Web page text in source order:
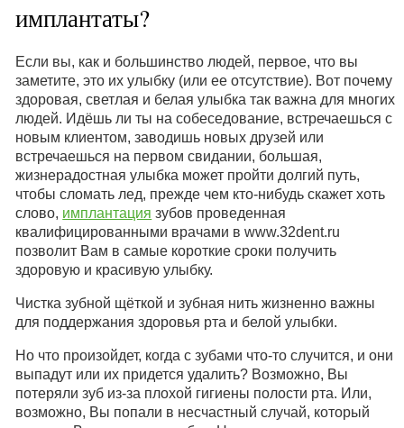
имплантаты?
Если вы, как и большинство людей, первое, что вы
заметите, это их улыбку (или ее отсутствие). Вот почему
здоровая, светлая и белая улыбка так важна для многих
людей. Идёшь ли ты на собеседование, встречаешься с
новым клиентом, заводишь новых друзей или
встречаешься на первом свидании, большая,
жизнерадостная улыбка может пройти долгий путь,
чтобы сломать лед, прежде чем кто-нибудь скажет хоть
слово, имплантация зубов проведенная
квалифицированными врачами в www.32dent.ru
позволит Вам в самые короткие сроки получить
здоровую и красивую улыбку.
Чистка зубной щёткой и зубная нить жизненно важны
для поддержания здоровья рта и белой улыбки.
Но что произойдет, когда с зубами что-то случится, и они
выпадут или их придется удалить? Возможно, Вы
потеряли зуб из-за плохой гигиены полости рта. Или,
возможно, Вы попали в несчастный случай, который